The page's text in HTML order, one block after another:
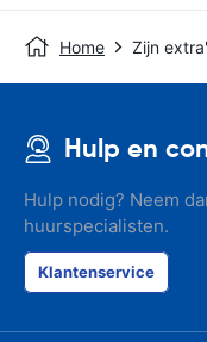
Home Zijn
Hulp en
Hulp nodig? Neem
huurspecialisten.
Klantenservice